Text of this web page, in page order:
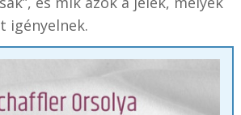
igényelnek.